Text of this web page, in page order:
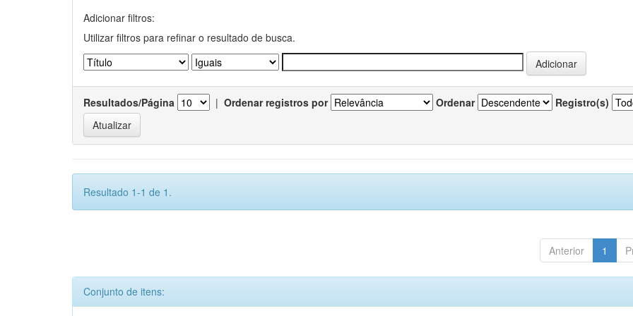
Adicionar filtros:
Utilizar filtros para refinar o resultado de busca.
Resultados/Página | Ordenar registros por Ordenar Registro(s)
Resultado 1-1 de 1.
Anterior 1
Conjunto de itens: